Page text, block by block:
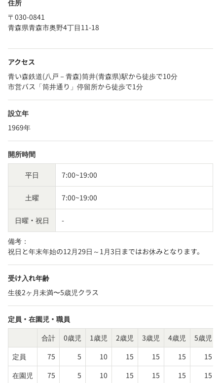
住所
〒030-0841
青森県青森市奥野4丁目11-18
アクセス
青い森鉄道(八戸－青森)筒井(青森県)駅から徒歩で10分
市営バス「筒井通り」停留所から徒歩で1分
設立年
1969年
開所時間
平日 7:00~19:00
土曜 7:00~19:00
日曜・祝日 -
備考：
祝日と年末年始の12月29日～1月3日まではお休みとなります。
受け入れ年齢
生後2ヶ月未満〜5歳児クラス
定員・在園児・職員
合計
0歳児 1歳児 2歳児 3歳児 4歳児 5歳児
定員
75 5 10 15 15 15
15
在園児
75 5 10 15 15 15
15